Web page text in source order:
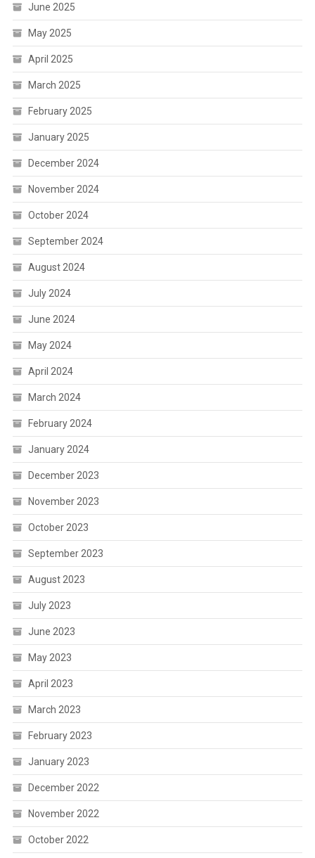
June 2025
May 2025
April 2025
March 2025
February 2025
January 2025
December 2024
November 2024
October 2024
September 2024
August 2024
July 2024
June 2024
May 2024
April 2024
March 2024
February 2024
January 2024
December 2023
November 2023
October 2023
September 2023
August 2023
July 2023
June 2023
May 2023
April 2023
March 2023
February 2023
January 2023
December 2022
November 2022
October 2022